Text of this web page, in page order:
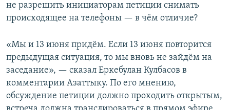
не разрешить инициаторам петиции снимать
происходящее на телефоны — в чём отличие?
«Мы и 13 июня придём. Если 13 июня повторится
предыдущая ситуация, то мы вновь не зайдём на
заседание», — сказал Еркебулан Кулбасов в
комментарии Азаттыку. По его мнению,
обсуждение петиции должно проходить открытым,